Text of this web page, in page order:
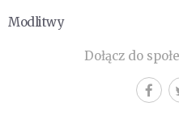
Modlitwy
Dołącz do